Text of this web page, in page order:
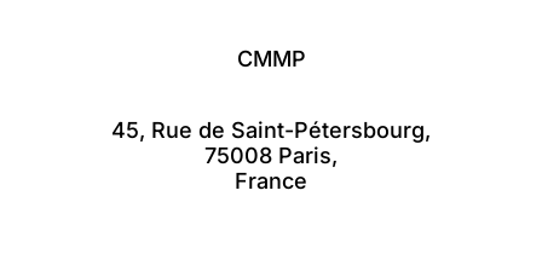
CMMP
45, Rue de Saint-Pétersbourg,
75008 Paris,
France